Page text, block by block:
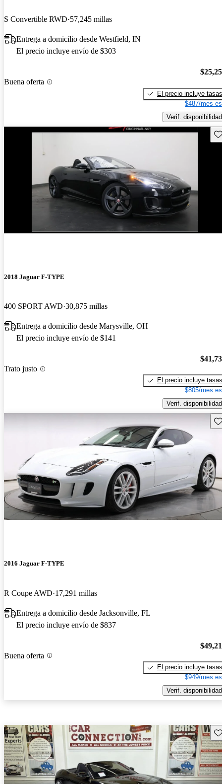
S Convertible RWD 57,245 millas
Entrega a domicilio desde Westfield, IN
El precio incluye envío de $303
Buena oferta
El precio incluye tasas
$487/mes
Verif. disponibilidad
2018 Jaguar F-TYPE
400 SPORT AWD 30,875 millas
Entrega a domicilio desde Marysville, OH
El precio incluye envío de $141
Trato justo
El precio incluye tasas
$805/mes
Verif. disponibilidad
2016 Jaguar F-TYPE
R Coupe AWD 17,291 millas
Entrega a domicilio desde Jacksonville, FL
El precio incluye envío de $837
Buena oferta
El precio incluye tasas
$949/mes
Verif. disponibilidad